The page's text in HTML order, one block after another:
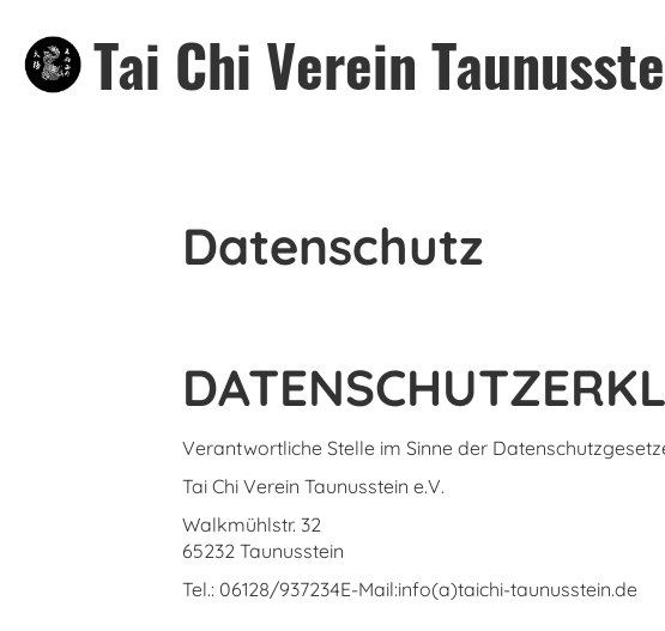
Tai Chi Verein
Datenschutz
Verantwortliche Stelle im Sinne der
Tai Chi Verein Taunusstein e.V.
Walkmühlstr. 32
65232 Taunusstein
Tel.: 06128/937234E-Mail:info(a)taichi-taunusstein.de